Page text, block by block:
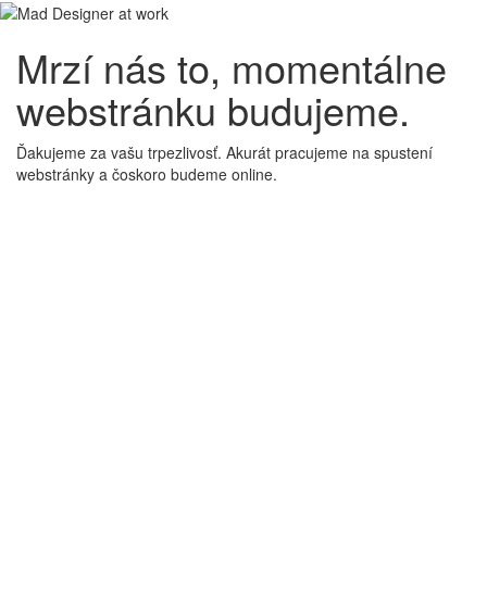
Mrzí nás to, momentálne
webstránku budujeme.
Ďakujeme za vašu trpezlivosť. Akurát pracujeme na spustení
webstránky a čoskoro budeme online.